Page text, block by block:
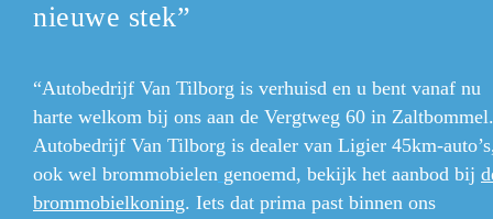
nieuwe stek”
“Autobedrijf Van Tilborg is verhuisd en u bent vanaf nu
harte welkom bij ons aan de Vergtweg 60 in Zaltbommel.
Autobedrijf Van Tilborg is dealer van Ligier 45km-
ook wel brommobielen genoemd, bekijk het aanbod bij
brommobielkoning. Iets dat prima past binnen ons